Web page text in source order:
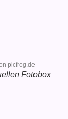
Fotobox